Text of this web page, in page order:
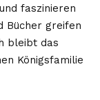
faszinieren
Bücher greifen
bleibt das
Königsfamilie